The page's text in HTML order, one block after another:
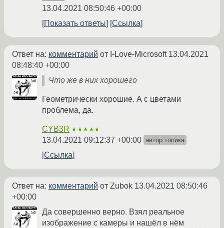
13.04.2021 08:50:46 +00:00
Показать ответы
Ссылка
Ответ на: комментарий от I-Love-Microsoft 13.04.2021
08:48:40 +00:00
Что же в них хорошего
Геометрически хорошие. А с цветами
проблема, да.
CYB3R ★★★★★
13.04.2021 09:12:37 +00:00 автор топика
Ссылка
Ответ на: комментарий от Zubok 13.04.2021 08:50:46
+00:00
Да совершенно верно. Взял реальное
изображение с камеры и нашёл в нём